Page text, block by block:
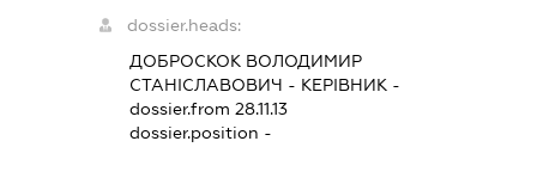
dossier.heads:
ДОБРОСКОК ВОЛОДИМИР
СТАНІСЛАВОВИЧ - КЕРІВНИК -
dossier.from 28.11.13
dossier.position -